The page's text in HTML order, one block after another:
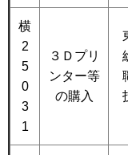
横
2
5
0
3
1
３Ｄプリ
ンター等
の購入